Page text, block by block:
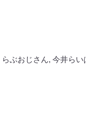
らぶおじさん, 今井らい